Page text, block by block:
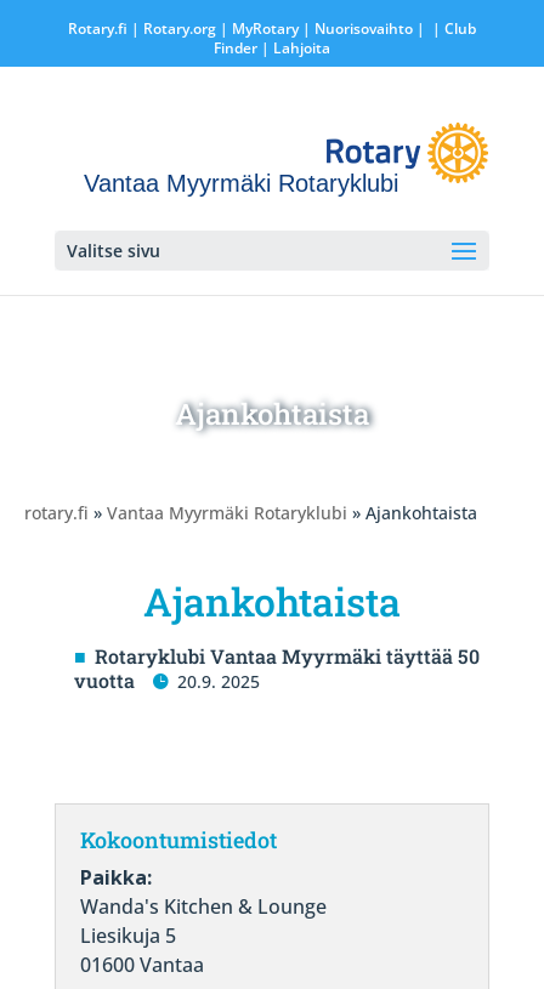
Rotary.fi | Rotary.org| MyRotary | Nuorisovaihto|
| Club
Finder| Lahjoita
Vantaa Myyrmäki Rotaryklubi
Valitse sivu
Ajankohtaista
rotary.fi » Vantaa Myyrmäki Rotaryklubi » Ajankohtaista
Ajankohtaista
Rotaryklubi Vantaa Myyrmäki täyttää 50
vuotta
20.9. 2025
Kokoontumistiedot
Paikka:
Wanda's Kitchen & Lounge
Liesikuja 5
01600 Vantaa